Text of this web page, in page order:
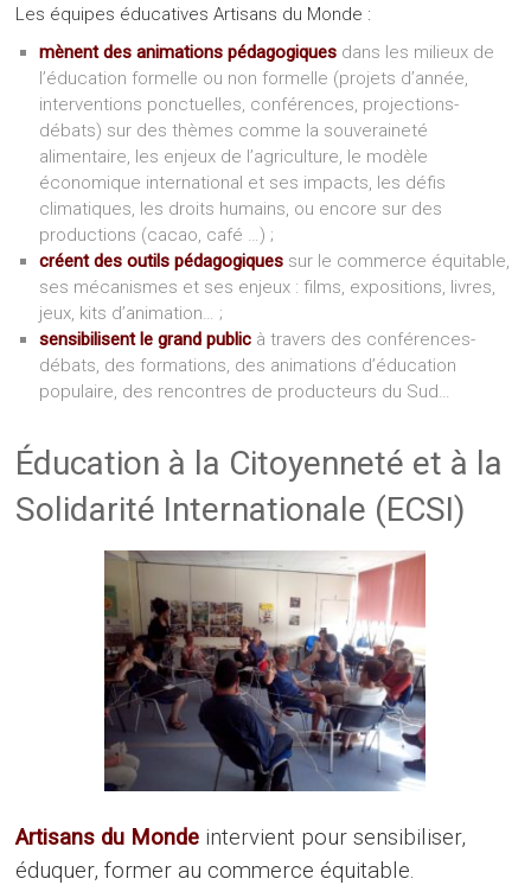
Les équipes éducatives Artisans du Monde :
mènent des animations pédagogiques dans les milieux de
l’éducation formelle ou non formelle (projets d’année,
interventions ponctuelles, conférences, projections-
débats) sur des thèmes comme la souveraineté
alimentaire, les enjeux de l’agriculture, le modèle
économique international et ses impacts, les défis
climatiques, les droits humains, ou encore sur des
productions (cacao, café …) ;
créent des outils pédagogiques sur le commerce équitable,
ses mécanismes et ses enjeux : films, expositions, livres,
jeux, kits d’animation… ;
sensibilisent le grand public à travers des conférences-
débats, des formations, des animations d’éducation
populaire, des rencontres de producteurs du Sud…
Éducation à la Citoyenneté et à la
Solidarité Internationale (ECSI)
Artisans du Monde intervient pour sensibiliser,
éduquer, former au commerce équitable.